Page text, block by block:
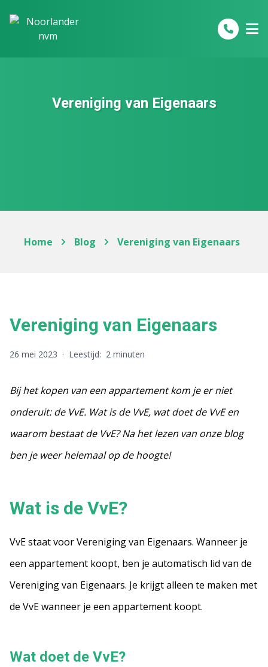
Vereniging van Eigenaars
Home Blog Vereniging van Eigenaars
Vereniging van Eigenaars
26 mei 2023 · Leestijd: 2 minuten
Bij het kopen van een appartement kom je er niet
onderuit: de VvE. Wat is de VvE, wat doet de VvE en
waarom bestaat de VvE? Na het lezen van onze blog
ben je weer helemaal op de hoogte!
Wat is de VvE?
VvE staat voor Vereniging van Eigenaars. Wanneer je
een appartement koopt, ben je automatisch lid van de
Vereniging van Eigenaars. Je krijgt alleen te maken met
de VvE wanneer je een appartement koopt.
Wat doet de VvE?